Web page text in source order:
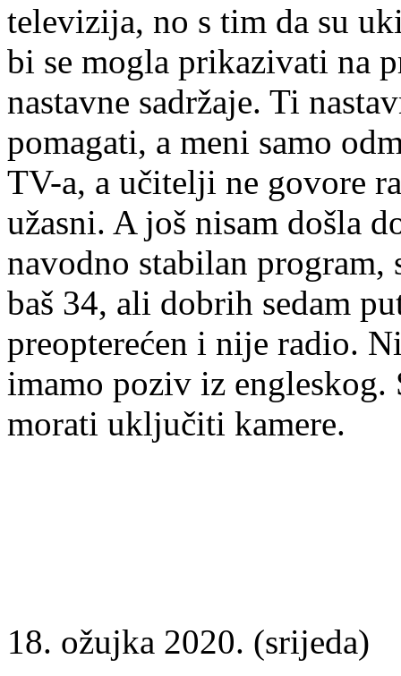
televizija, no s tim da su
bi se mogla prikazivati na
nastavne sadržaje. Ti
pomagati, a meni samo
TV-a, a učitelji ne govore
užasni. A još nisam došla
navodno stabilan
baš 34, ali dobrih sedam
preopterećen i nije radio.
imamo poziv iz engleskog.
morati uključiti kamere.
18. ožujka 2020. (srijeda)